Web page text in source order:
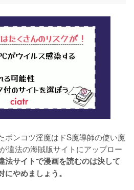
ポンコツ淫魔はドS魔導師の使い魔
違法の海賊版サイトにアップロー
法サイトで漫画を読むのは決して
やめましょう。